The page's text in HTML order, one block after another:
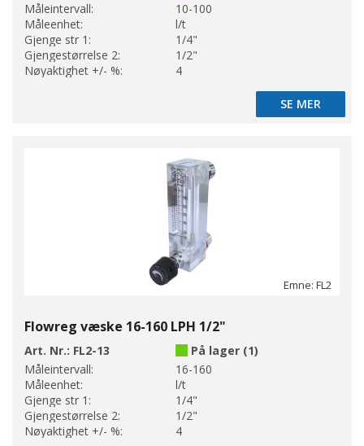
Måleintervall:
10-100
Måleenhet:
l/t
Gjenge str 1:
1/4"
Gjengestørrelse 2:
1/2"
Nøyaktighet +/- %:
4
SE MER
SE MER
Emne: FL2
Flowreg væske 16-160 LPH 1/2"
Art. Nr.: FL2-13
På lager (1)
Måleintervall:
16-160
Måleenhet:
l/t
Gjenge str 1:
1/4"
Gjengestørrelse 2:
1/2"
Nøyaktighet +/- %:
4